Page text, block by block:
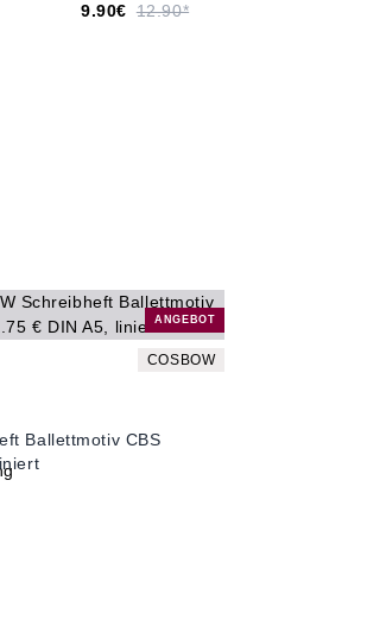
9.90€ 12.90*
ANGEBOT
COSBOW
Ballettmotiv CBS